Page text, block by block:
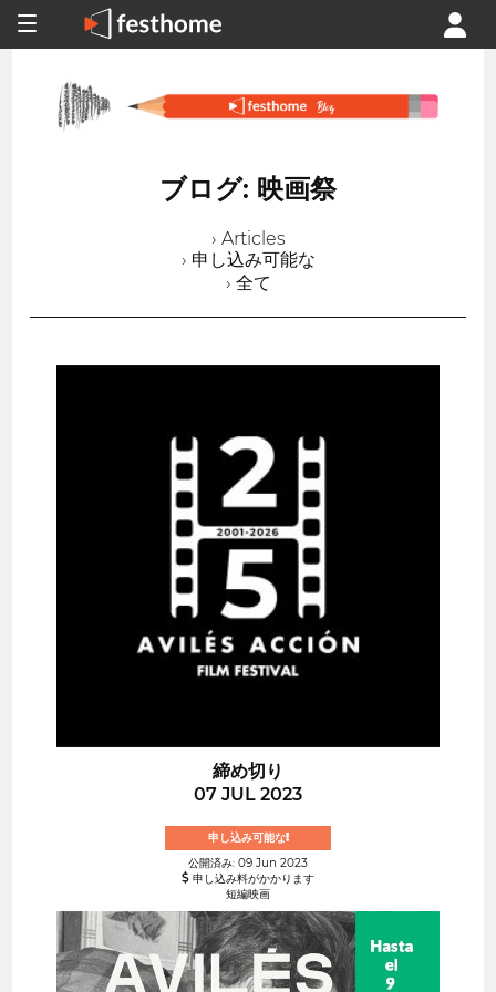
ブログ: 映画祭
› Articles
› 申し込み可能な
› 全て
締め切り
07 JUL 2023
申し込み可能な!
公開済み: 09 Jun 2023
申し込み料がかかります
短編映画